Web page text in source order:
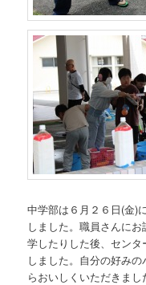
中学部は６月２６日(金)
しました。職員さんに
学したりした後、セン
しました。自分の好み
らおいしくいただきまし